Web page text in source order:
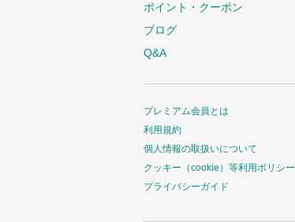
ポイント・クーポン
ブログ
Q&A
プレミアム会員とは
利用規約
個人情報の取扱いについて
クッキー（cookie）等利用ポリシー
プライバシーガイド